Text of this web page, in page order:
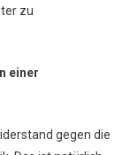
zu
einer
gegen die